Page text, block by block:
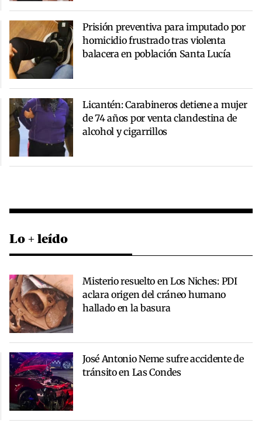
Prisión preventiva para imputado por
homicidio frustrado tras violenta
balacera en población Santa Lucía
Licantén: Carabineros detiene a mujer
de 74 años por venta clandestina de
alcohol y cigarrillos
Lo + leído
Misterio resuelto en Los Niches: PDI
aclara origen del cráneo humano
hallado en la basura
José Antonio Neme sufre accidente de
tránsito en Las Condes